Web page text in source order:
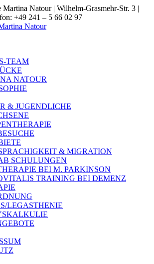
Natour | Wilhelm-Grasmehr-Str. 3 |
+49 241 – 5 66 02 97
TEAM
NATOUR
& JUGENDLICHE
& MIGRATION
SCHULUNGEN
BEI M. PARKINSON
TRAINING BEI DEMENZ
LEGASTHENIE